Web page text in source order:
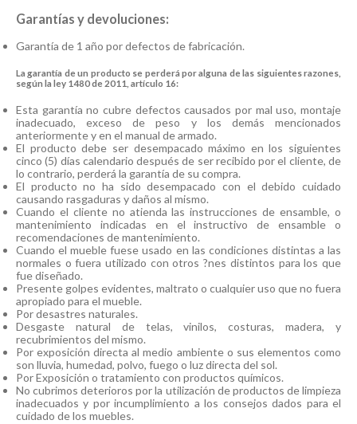
Garantías y devoluciones:
Garantía de 1 año por defectos de fabricación.
La garantía de un producto se perderá por alguna de las siguientes razones,
según la ley 1480 de 2011, artículo 16:
Esta garantía no cubre defectos causados por mal uso, montaje
inadecuado, exceso de peso y los demás mencionados
anteriormente y en el manual de armado.
El producto debe ser desempacado máximo en los siguientes
cinco (5) días calendario después de ser recibido por el cliente, de
lo contrario, perderá la garantía de su compra.
El producto no ha sido desempacado con el debido cuidado
causando rasgaduras y daños al mismo.
Cuando el cliente no atienda las instrucciones de ensamble, o
mantenimiento indicadas en el instructivo de ensamble o
recomendaciones de mantenimiento.
Cuando el mueble fuese usado en las condiciones distintas a las
normales o fuera utilizado con otros ?nes distintos para los que
fue diseñado.
Presente golpes evidentes, maltrato o cualquier uso que no fuera
apropiado para el mueble.
Por desastres naturales.
Desgaste natural de telas, vinilos, costuras, madera, y
recubrimientos del mismo.
Por exposición directa al medio ambiente o sus elementos como
son lluvia, humedad, polvo, fuego o luz directa del sol.
Por Exposición o tratamiento con productos químicos.
No cubrimos deterioros por la utilización de productos de limpieza
inadecuados y por incumplimiento a los consejos dados para el
cuidado de los muebles.